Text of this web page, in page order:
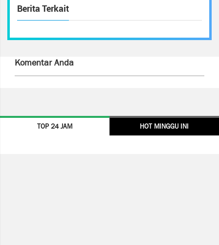
Berita Terkait
Komentar Anda
TOP 24 JAM HOT MINGGU INI